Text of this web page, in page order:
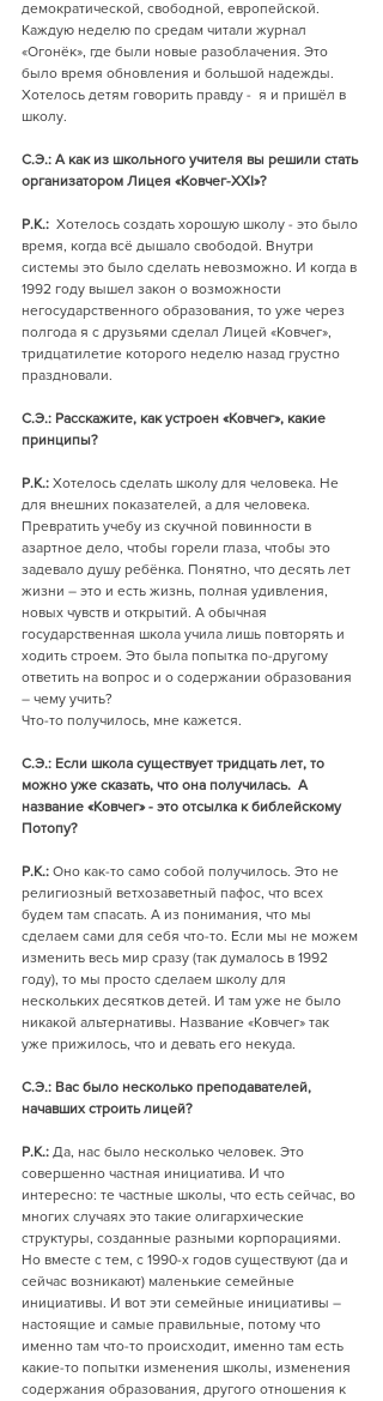
демократической, свободной, европейской.
Каждую неделю по средам читали журнал
«Огонёк», где были новые разоблачения. Это
было время обновления и большой надежды.
Хотелось детям говорить правду -  я и пришёл в
школу.
С.Э.: А как из школьного учителя вы решили стать
организатором Лицея «Ковчег-XXI»?
Р.К.:
  Хотелось создать хорошую школу - это было
время, когда всё дышало свободой. Внутри
системы это было сделать невозможно. И когда в
1992 году вышел закон о возможности
негосударственного образования, то уже через
полгода я с друзьями сделал Лицей «Ковчег»,
тридцатилетие которого неделю назад грустно
праздновали.
С.Э.: Расскажите, как устроен «Ковчег», какие
принципы?
Р.К.: Хотелось сделать школу для человека. Не
для внешних показателей, а для человека.
Превратить учебу из скучной повинности в
азартное дело, чтобы горели глаза, чтобы это
задевало душу ребёнка. Понятно, что десять лет
жизни – это и есть жизнь, полная удивления,
новых чувств и открытий. А обычная
государственная школа учила лишь повторять и
ходить строем. Это была попытка по-другому
ответить на вопрос и о содержании образования
– чему учить?
Что-то получилось, мне кажется.
С.Э.: Если школа существует тридцать лет, то
можно уже сказать, что она получилась.  А
название «Ковчег» - это отсылка к библейскому
Потопу?
Р.К.: Оно как-то само собой получилось. Это не
религиозный ветхозаветный пафос, что всех
будем там спасать. А из понимания, что мы
сделаем сами для себя что-то. Если мы не можем
изменить весь мир сразу (так думалось в 1992
году), то мы просто сделаем школу для
нескольких десятков детей. И там уже не было
никакой альтернативы. Название «Ковчег» так
уже прижилось, что и девать его некуда.
С.Э.: Вас было несколько преподавателей,
начавших строить лицей?
Р.К.: Да, нас было несколько человек. Это
совершенно частная инициатива. И что
интересно: те частные школы, что есть сейчас, во
многих случаях это такие олигархические
структуры, созданные разными корпорациями.
Но вместе с тем, с 1990-х годов существуют (да и
сейчас возникают) маленькие семейные
инициативы. И вот эти семейные инициативы –
настоящие и самые правильные, потому что
именно там что-то происходит, именно там есть
какие-то попытки изменения школы, изменения
содержания образования, другого отношения к